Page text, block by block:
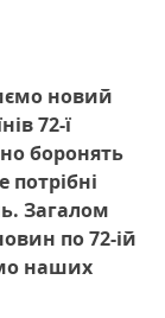
новий
72-ї
боронять
Загалом
по 72-ій
наших